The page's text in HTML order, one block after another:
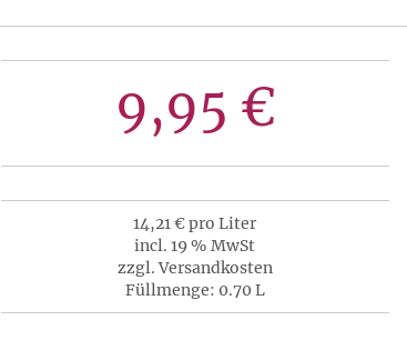
9,95 €
14,21 € pro Liter
incl. 19 % MwSt
zzgl. Versandkosten
Füllmenge: 0.70 L